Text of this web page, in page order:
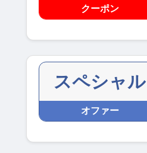
クーポン
スペシャル
オファー